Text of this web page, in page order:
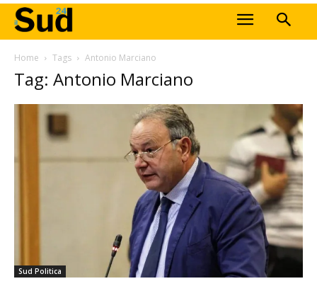
Home Tags Antonio Marciano
Tag: Antonio Marciano
Sud Politica